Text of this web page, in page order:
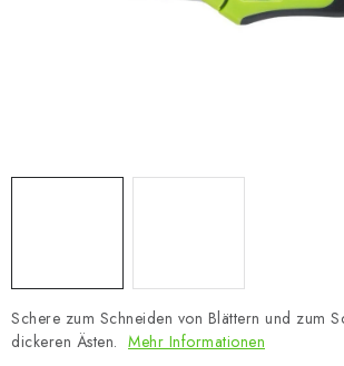
Datenschutzerklärung Impressum
Schere zum Schneiden von Blättern und zum
dickeren Ästen. Mehr Informationen